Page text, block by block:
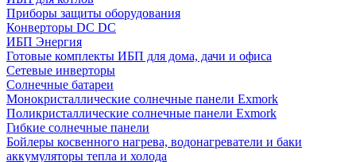
Приборы защиты оборудования
Конверторы DC DC
ИБП Энергия
Готовые комплекты ИБП для дома, дачи и офиса
Сетевые инверторы
Солнечные батареи
Монокристаллические солнечные панели Exmork
Поликристаллические солнечные панели Exmork
Гибкие солнечные панели
Бойлеры косвенного нагрева, водонагреватели и баки
аккумуляторы тепла и холода